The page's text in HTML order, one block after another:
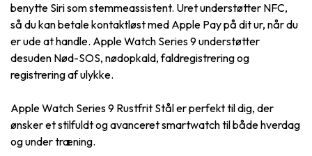
benytte Siri som stemmeassistent. Uret understøtter NFC,
så du kan betale kontaktløst med Apple Pay på dit ur, når du
er ude at handle. Apple Watch Series 9 understøtter
desuden Nød-SOS, nødopkald, faldregistrering og
registrering af ulykke.
Apple Watch Series 9 Rustfrit Stål er perfekt til dig, der
ønsker et stilfuldt og avanceret smartwatch til både hverdag
og under træning.